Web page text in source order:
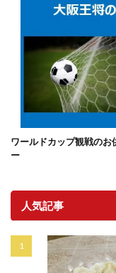
ワールドカップ観戦のお
ー
人気記事